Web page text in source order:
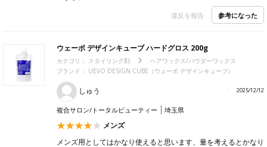
違反を報告 参考になった
ウェーボ デザインキューブ ハードグロス 200g
カテゴリ： スタイリング剤
ヘアワックス/パウダーワックス
ブランド： UEVO DESIGN CUBE（ウェーボ デザインキューブ）
しゅう 2025/12/12
複合サロン/トータルビューティー 埼玉県
メンズ
メンズ用としてはかなり使えると思います、量を考えるとかなり